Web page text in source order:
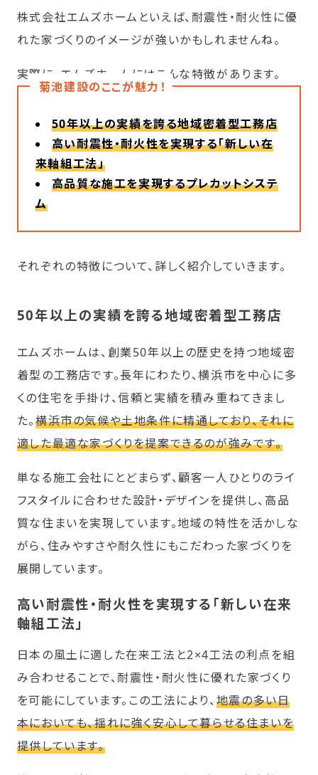
株式会社エムズホームといえば、耐震性・耐火性に優
れた家づくりのイメージが強いかもしれませんね。
実際に、エムズホームにはこんな特徴があります。
菊池建設のここが魅力！
50年以上の実績を誇る地域密着型工務店
高い耐震性・耐火性を実現する「新しい在
来軸組工法」
高品質な施工を実現するプレカットシステ
ム
それぞれの特徴について、詳しく紹介していきます。
50年以上の実績を誇る地域密着型工務店
エムズホームは、創業50年以上の歴史を持つ地域密
着型の工務店です。長年にわたり、横浜市を中心に多
くの住宅を手掛け、信頼と実績を積み重ねてきまし
た。横浜市の気候や土地条件に精通しており、それに
適した最適な家づくりを提案できるのが強みです。
単なる施工会社にとどまらず、顧客一人ひとりのライ
フスタイルに合わせた設計・デザインを提供し、高品
質な住まいを実現しています。地域の特性を活かしな
がら、住みやすさや耐久性にもこだわった家づくりを
展開しています。
高い耐震性・耐火性を実現する「新しい在来
軸組工法」
日本の風土に適した在来工法と2×4工法の利点を組
み合わせることで、耐震性・耐火性に優れた家づくり
を可能にしています。この工法により、地震の多い日
本においても、揺れに強く安心して暮らせる住まいを
提供しています。